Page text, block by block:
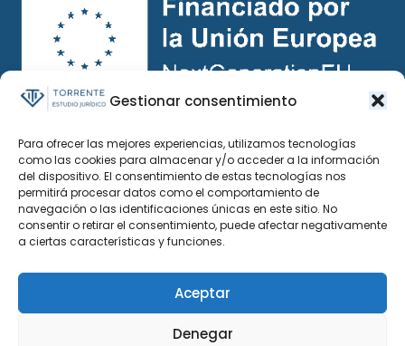
Gestionar consentimiento
Para ofrecer las mejores experiencias, utilizamos tecnologías
como las cookies para almacenar y/o acceder a la información
del dispositivo. El consentimiento de estas tecnologías nos
permitirá procesar datos como el comportamiento de
navegación o las identificaciones únicas en este sitio. No
consentir o retirar el consentimiento, puede afectar negativamente
a ciertas características y funciones.
Aceptar
Denegar